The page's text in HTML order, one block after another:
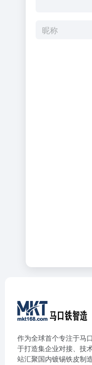
作为全球首个专注于马
于打造集企业对接、技
站汇聚国内镀锡铁皮制